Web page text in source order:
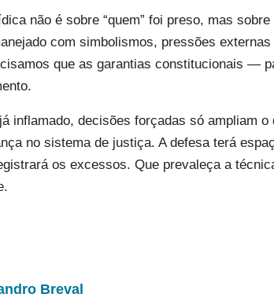
não é sobre “quem” foi preso, mas sobre
com simbolismos, pressões
que as garantias constitucionais —
inflamado, decisões forçadas só ampliam
no sistema de justiça. A defesa terá
os excessos. Que prevaleça a
Breval